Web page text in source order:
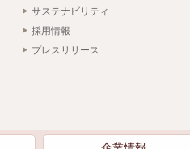
サステナビリティ
採用情報
プレスリリース